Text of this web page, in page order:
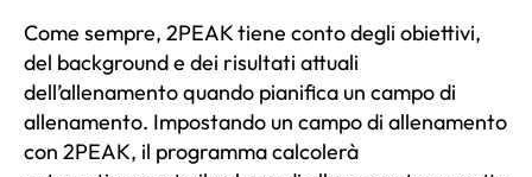
Come sempre, 2PEAK tiene conto degli obiettivi,
del background e dei risultati attuali
dell’allenamento quando pianifica un campo di
allenamento. Impostando un campo di allenamento
con 2PEAK, il programma calcolerà